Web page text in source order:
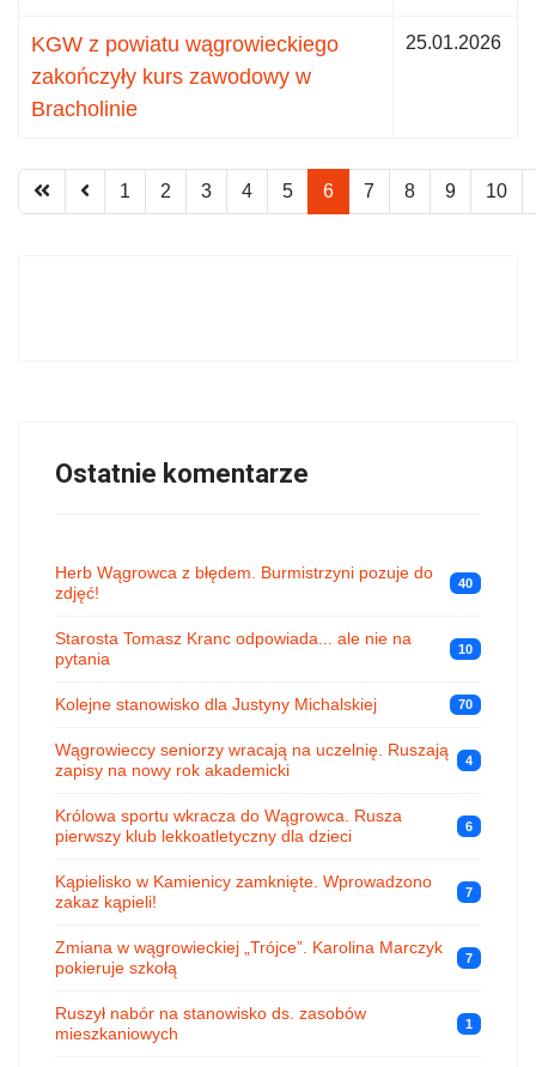
KGW z powiatu wągrowieckiego
zakończyły kurs zawodowy w
Bracholinie
25.01.2026
1 2 3 4 5 6 7 8 9 10
Ostatnie komentarze
Herb Wągrowca z błędem. Burmistrzyni pozuje do
zdjęć!
40
Starosta Tomasz Kranc odpowiada... ale nie na
pytania
10
Kolejne stanowisko dla Justyny Michalskiej 70
Wągrowieccy seniorzy wracają na uczelnię. Ruszają
zapisy na nowy rok akademicki
4
Królowa sportu wkracza do Wągrowca. Rusza
pierwszy klub lekkoatletyczny dla dzieci
6
Kąpielisko w Kamienicy zamknięte. Wprowadzono
zakaz kąpieli!
7
Zmiana w wągrowieckiej „Trójce”. Karolina Marczyk
pokieruje szkołą
7
Ruszył nabór na stanowisko ds. zasobów
mieszkaniowych
1